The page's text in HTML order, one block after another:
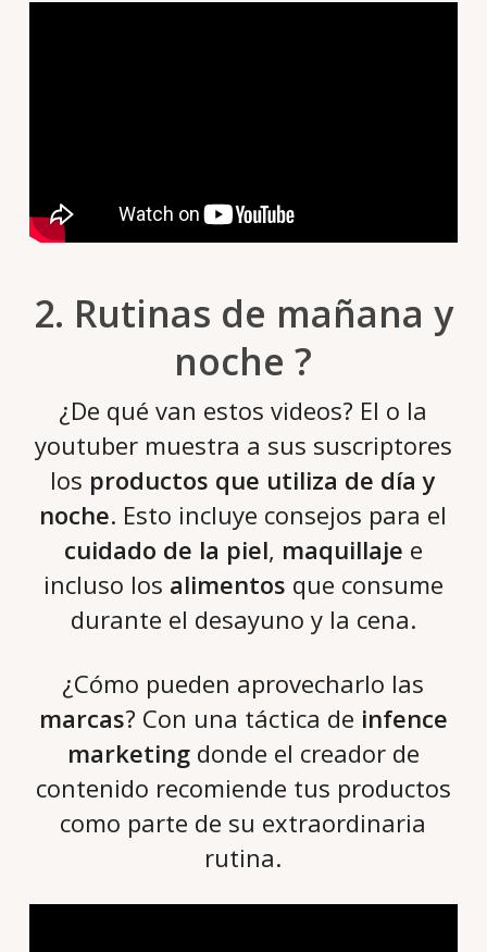
2. Rutinas de mañana y
noche ?
¿De qué van estos videos? El o la
youtuber muestra a sus suscriptores
los productos que utiliza de día y
noche. Esto incluye consejos para el
cuidado de la piel, maquillaje e
incluso los alimentos que consume
durante el desayuno y la cena.
¿Cómo pueden aprovecharlo las
marcas? Con una táctica de infence
marketingdonde el creador de
contenido recomiende tus productos
como parte de su extraordinaria
rutina.